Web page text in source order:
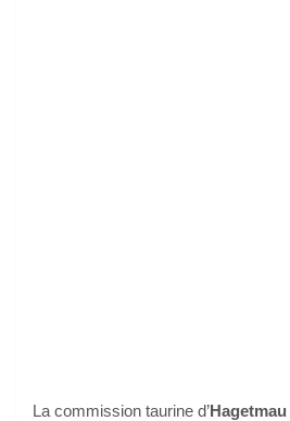
La commission taurine d’Hagetmau